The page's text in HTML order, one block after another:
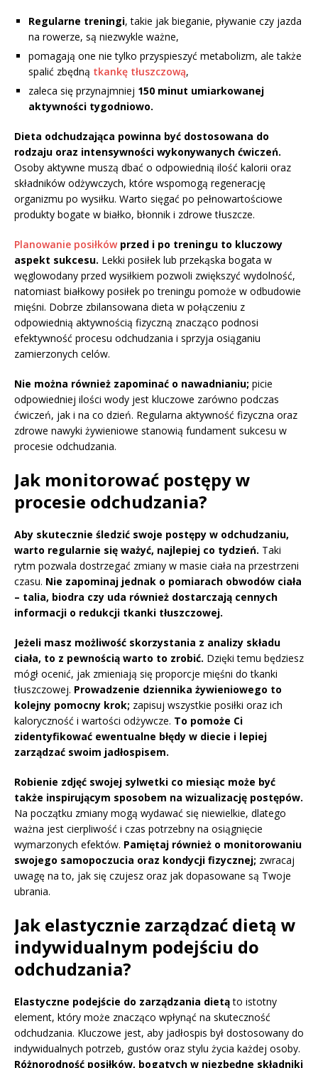
Regularne treningi, takie jak bieganie, pływanie czy jazda
na rowerze, są niezwykle ważne,
pomagają one nie tylko przyspieszyć metabolizm, ale także
spalić zbędną tkankę tłuszczową,
zaleca się przynajmniej 150 minut umiarkowanej
aktywności tygodniowo.
Dieta odchudzająca powinna być dostosowana do
rodzaju oraz intensywności wykonywanych ćwiczeń.
Osoby aktywne muszą dbać o odpowiednią ilość kalorii oraz
składników odżywczych, które wspomogą regenerację
organizmu po wysiłku. Warto sięgać po pełnowartościowe
produkty bogate w białko, błonnik i zdrowe tłuszcze.
Planowanie posiłkówprzed i po treningu to kluczowy
aspekt sukcesu. Lekki posiłek lub przekąska bogata w
węglowodany przed wysiłkiem pozwoli zwiększyć wydolność,
natomiast białkowy posiłek po treningu pomoże w odbudowie
mięśni. Dobrze zbilansowana dieta w połączeniu z
odpowiednią aktywnością fizyczną znacząco podnosi
efektywność procesu odchudzania i sprzyja osiąganiu
zamierzonych celów.
Nie można również zapominać o nawadnianiu; picie
odpowiedniej ilości wody jest kluczowe zarówno podczas
ćwiczeń, jak i na co dzień. Regularna aktywność fizyczna oraz
zdrowe nawyki żywieniowe stanowią fundament sukcesu w
procesie odchudzania.
Jak monitorować postępy w
procesie odchudzania?
Aby skutecznie śledzić swoje postępy w odchudzaniu,
warto regularnie się ważyć, najlepiej co tydzień. Taki
rytm pozwala dostrzegać zmiany w masie ciała na przestrzeni
czasu. Nie zapominaj jednak o pomiarach obwodów ciała
– talia, biodra czy uda również dostarczają cennych
informacji o redukcji tkanki tłuszczowej.
Jeżeli masz możliwość skorzystania z analizy składu
ciała, to z pewnością warto to zrobić. Dzięki temu będziesz
mógł ocenić, jak zmieniają się proporcje mięśni do tkanki
tłuszczowej. Prowadzenie dziennika żywieniowego to
kolejny pomocny krok; zapisuj wszystkie posiłki oraz ich
kaloryczność i wartości odżywcze. To pomoże Ci
zidentyfikować ewentualne błędy w diecie i lepiej
zarządzać swoim jadłospisem.
Robienie zdjęć swojej sylwetki co miesiąc może być
także inspirującym sposobem na wizualizację postępów.
Na początku zmiany mogą wydawać się niewielkie, dlatego
ważna jest cierpliwość i czas potrzebny na osiągnięcie
wymarzonych efektów. Pamiętaj również o monitorowaniu
swojego samopoczucia oraz kondycji fizycznej; zwracaj
uwagę na to, jak się czujesz oraz jak dopasowane są Twoje
ubrania.
Jak elastycznie zarządzać dietą w
indywidualnym podejściu do
odchudzania?
Elastyczne podejście do zarządzania dietąto istotny
element, który może znacząco wpłynąć na skuteczność
odchudzania. Kluczowe jest, aby jadłospis był dostosowany do
indywidualnych potrzeb, gustów oraz stylu życia każdej osoby.
Różnorodność posiłków, bogatych w niezbędne składniki